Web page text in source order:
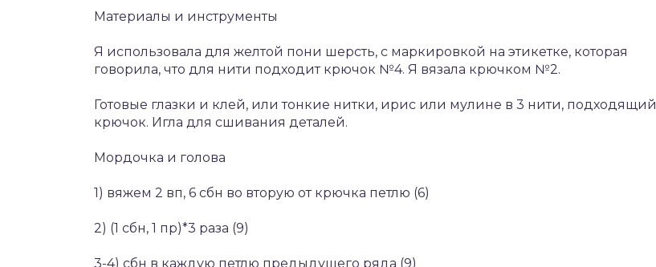
Материалы и инструменты
Я использовала для желтой пони шерсть, с маркировкой на этикетке, которая
говорила, что для нити подходит крючок №4. Я вязала крючком №2.
Готовые глазки и клей, или тонкие нитки, ирис или мулине в 3 нити, подходящий
крючок. Игла для сшивания деталей.
Мордочка и голова
1) вяжем 2 вп, 6 сбн во вторую от крючка петлю (6)
2) (1 сбн, 1 пр)*3 раза (9)
3-4) сбн в каждую петлю предыдущего ряда (9)